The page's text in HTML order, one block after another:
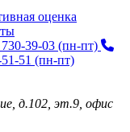
оценка
39-03 (пн-пт)
51 (пн-пт)
д.102, эт.9, офис